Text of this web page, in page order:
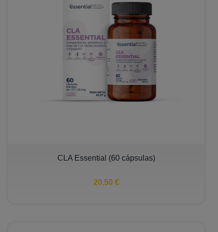
CLA Essential (60 cápsulas)
20,50 €